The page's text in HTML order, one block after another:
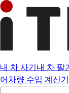
내 차 사기 내 차 팔기
어 차량 수입 계산기